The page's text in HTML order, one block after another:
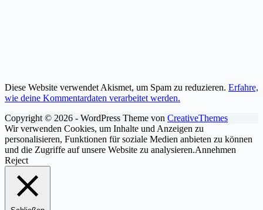
Diese Website verwendet Akismet, um Spam zu reduzieren. Erfahre,
wie deine Kommentardaten verarbeitet werden.
Copyright © 2026 - WordPress Theme von CreativeThemes
Wir verwenden Cookies, um Inhalte und Anzeigen zu
personalisieren, Funktionen für soziale Medien anbieten zu können
und die Zugriffe auf unsere Website zu analysieren.Annehmen
Reject